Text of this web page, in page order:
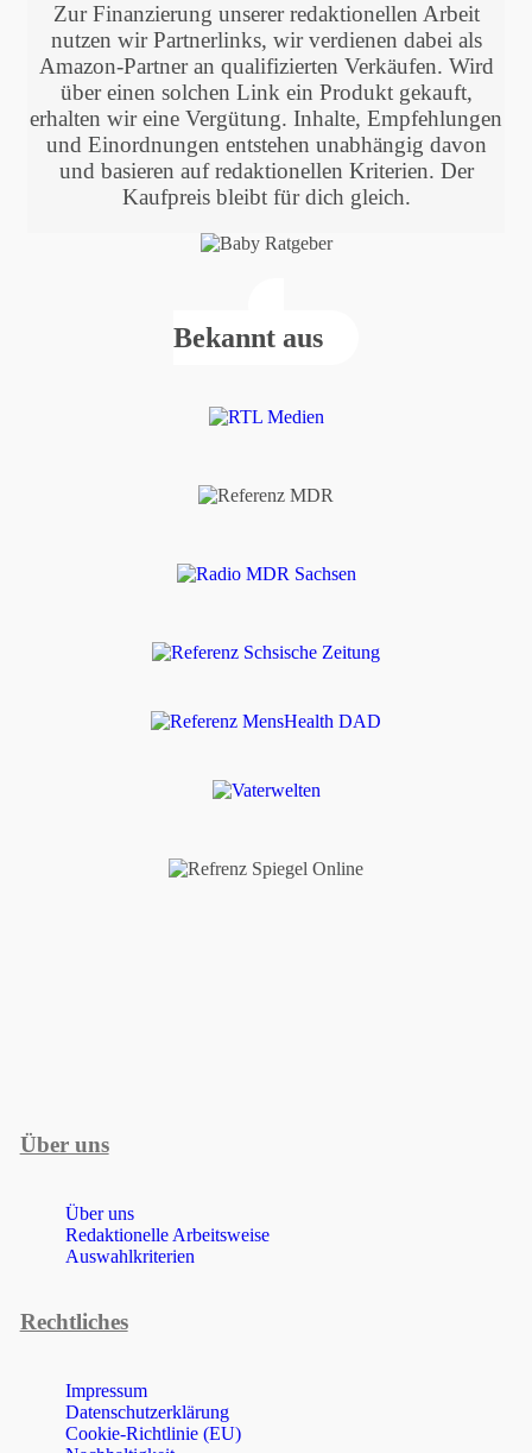
Zur Finanzierung unserer redaktionellen Arbeit
nutzen wir Partnerlinks, wir verdienen dabei als
Amazon-Partner an qualifizierten Verkäufen. Wird
über einen solchen Link ein Produkt gekauft,
erhalten wir eine Vergütung. Inhalte, Empfehlungen
und Einordnungen entstehen unabhängig davon
und basieren auf redaktionellen Kriterien. Der
Kaufpreis bleibt für dich gleich.
Bekannt aus
Über uns
Über uns
Redaktionelle Arbeitsweise
Auswahlkriterien
Rechtliches
Impressum
Datenschutzerklärung
Cookie-Richtlinie (EU)